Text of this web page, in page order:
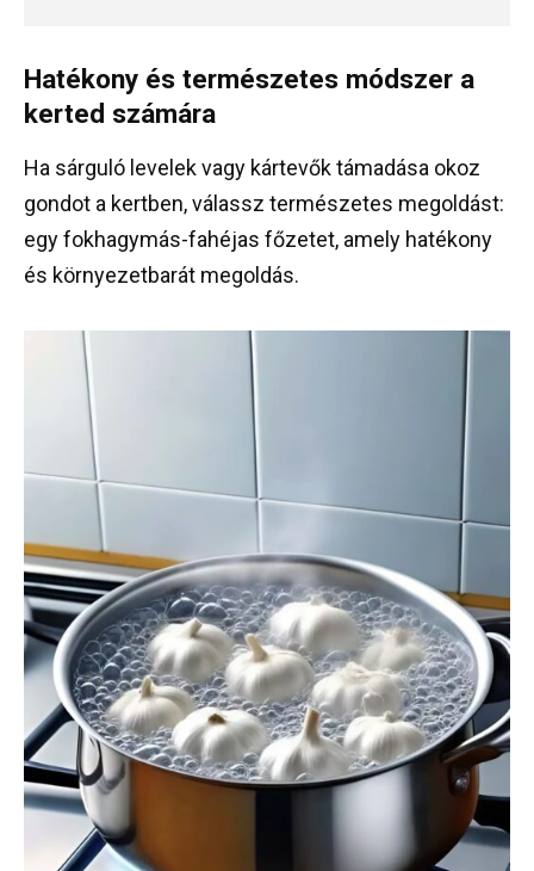
Hatékony és természetes módszer a
kerted számára
Ha sárguló levelek vagy kártevők támadása okoz
gondot a kertben, válassz természetes megoldást:
egy fokhagymás-fahéjas főzetet, amely hatékony
és környezetbarát megoldás.